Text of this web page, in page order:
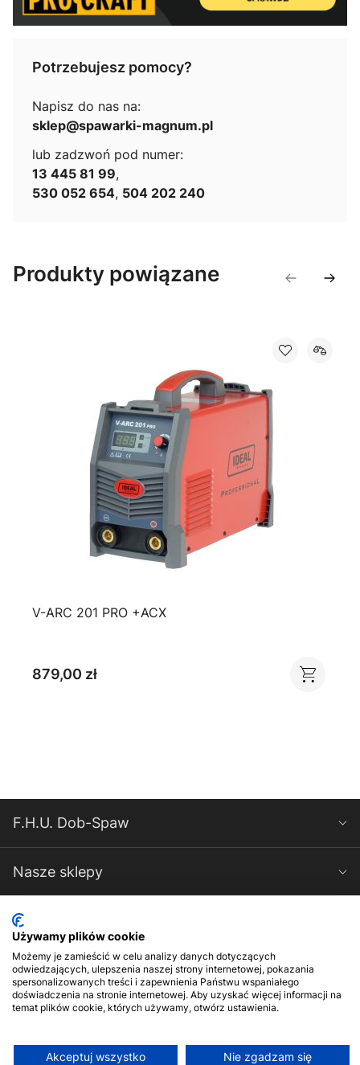
Potrzebujesz pomocy?
Napisz do nas na:
sklep@spawarki-magnum.pl
lub zadzwoń pod numer:
13 445 81 99,
530 052 654, 504 202 240
Produkty powiązane
V-ARC 201 PRO +ACX
879,00 zł
F.H.U. Dob-Spaw
Nasze sklepy
Spawarki-Magnum
Kontakt
Używamy plików cookie
Możemy je zamieścić w celu analizy danych dotyczących
odwiedzających, ulepszenia naszej strony internetowej, pokazania
spersonalizowanych treści i zapewnienia Państwu wspaniałego
doświadczenia na stronie internetowej. Aby uzyskać więcej informacji na
temat plików cookie, których używamy, otwórz ustawienia.
Akceptuj wszystko Nie zgadzam się